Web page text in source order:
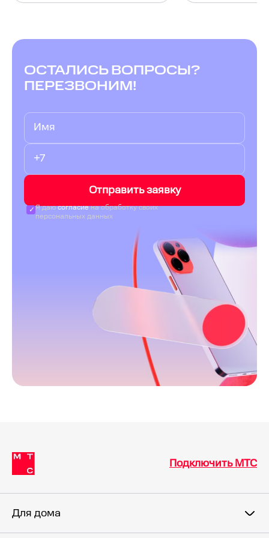
ОСТАЛИСЬ ВОПРОСЫ?
ПЕРЕЗВОНИМ!
Отправить заявку
Я даюсогласиена обработку своих
персональных данных
Подключить МТС
Для дома